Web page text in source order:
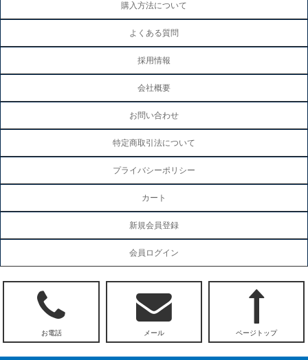
購入方法について
よくある質問
採用情報
会社概要
お問い合わせ
特定商取引法について
プライバシーポリシー
カート
新規会員登録
会員ログイン
お電話 メール ページトップ